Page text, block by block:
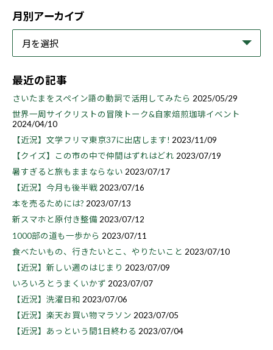
月別アーカイブ
最近の記事
さいたまをスペイン語の動詞で活用してみたら 2025/05/29
世界一周サイクリストの冒険トーク&自家焙煎珈琲イベント
2024/04/10
【近況】文学フリマ東京37に出店します! 2023/11/09
【クイズ】この市の中で仲間はずれはどれ 2023/07/19
暑すぎると旅もままならない 2023/07/17
【近況】今月も後半戦 2023/07/16
本を売るためには? 2023/07/13
新スマホと原付き整備2023/07/12
1000部の道も一歩から 2023/07/11
食べたいもの、行きたいとこ、やりたいこと 2023/07/10
【近況】新しい週のはじまり 2023/07/09
いろいろとうまくいかず 2023/07/07
【近況】洗濯日和 2023/07/06
【近況】楽天お買い物マラソン 2023/07/05
【近況】あっという間1日終わる 2023/07/04